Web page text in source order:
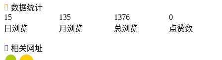
数据统计
15
日浏览
135
月浏览
1376
总浏览
0
点赞数
相关网址